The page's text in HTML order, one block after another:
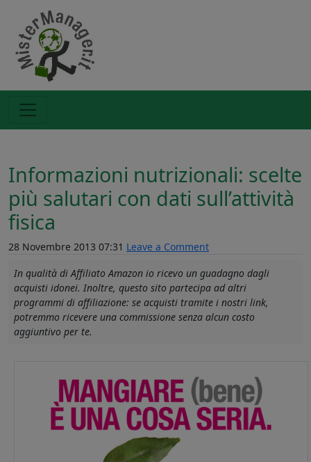
Informazioni nutrizionali: scelte
più salutari con dati sull’attività
fisica
28 Novembre 2013 07:31 Leave a Comment
In qualità di Affiliato Amazon io ricevo un guadagno dagli
acquisti idonei. Inoltre, questo sito partecipa ad altri
programmi di affiliazione: se acquisti tramite i nostri link,
potremmo ricevere una commissione senza alcun costo
aggiuntivo per te.